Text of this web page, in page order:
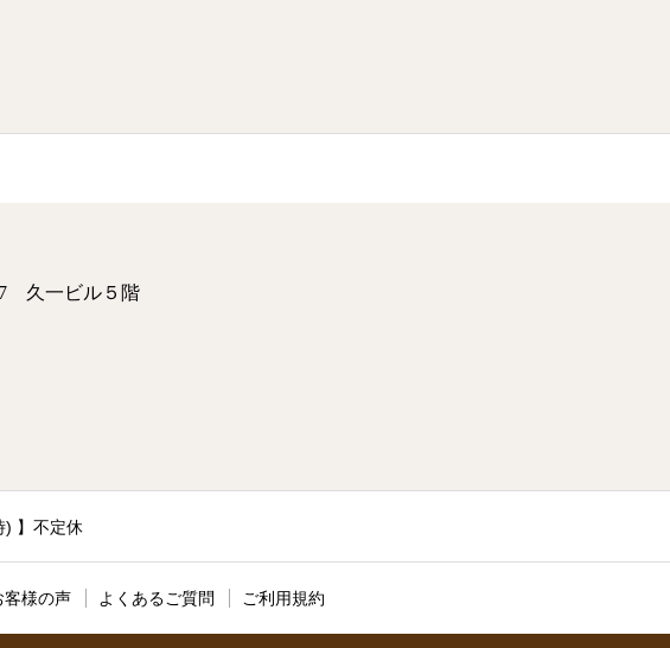
7 久一ビル５階
) 】不定休
客様の声 よくあるご質問 ご利用規約